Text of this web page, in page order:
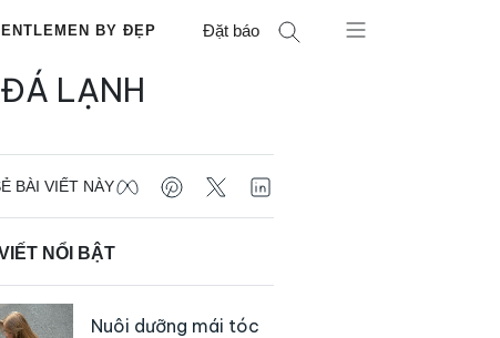
BY ĐẸP Đặt báo
LẠNH
BÀI VIẾT NÀY
NỔI BẬT
Nuôi dưỡng mái tóc